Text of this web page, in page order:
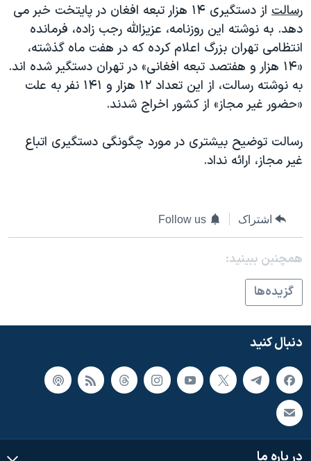
رسالت
از دستگیری ۱۴ هزار تبعه افغان در پایتخت خبر می
دهد. به نوشته این روزنامه، عزیزالله رجب زاده، فرمانده
انتظامی تهران بزرگ اعلام کرده که در هفت ماه گذشته،
«۱۴ هزار و هفتصد تبعه افغانی» در تهران دستگیر شده اند.
به نوشته رسالت، از این تعداد ۱۲ هزار و ۱۴۱ نفر به علت
«حضور غیر مجاز» از کشور اخراج شدند.
رسالت توضیح بیشتری در مورد چگونگی دستگیری اتباع
غیر مجاز، ارائه نداد.
اشتراک Follow us
همچنبن ببینید:
گزيده‌ها
دنبال کنید
در باره ما